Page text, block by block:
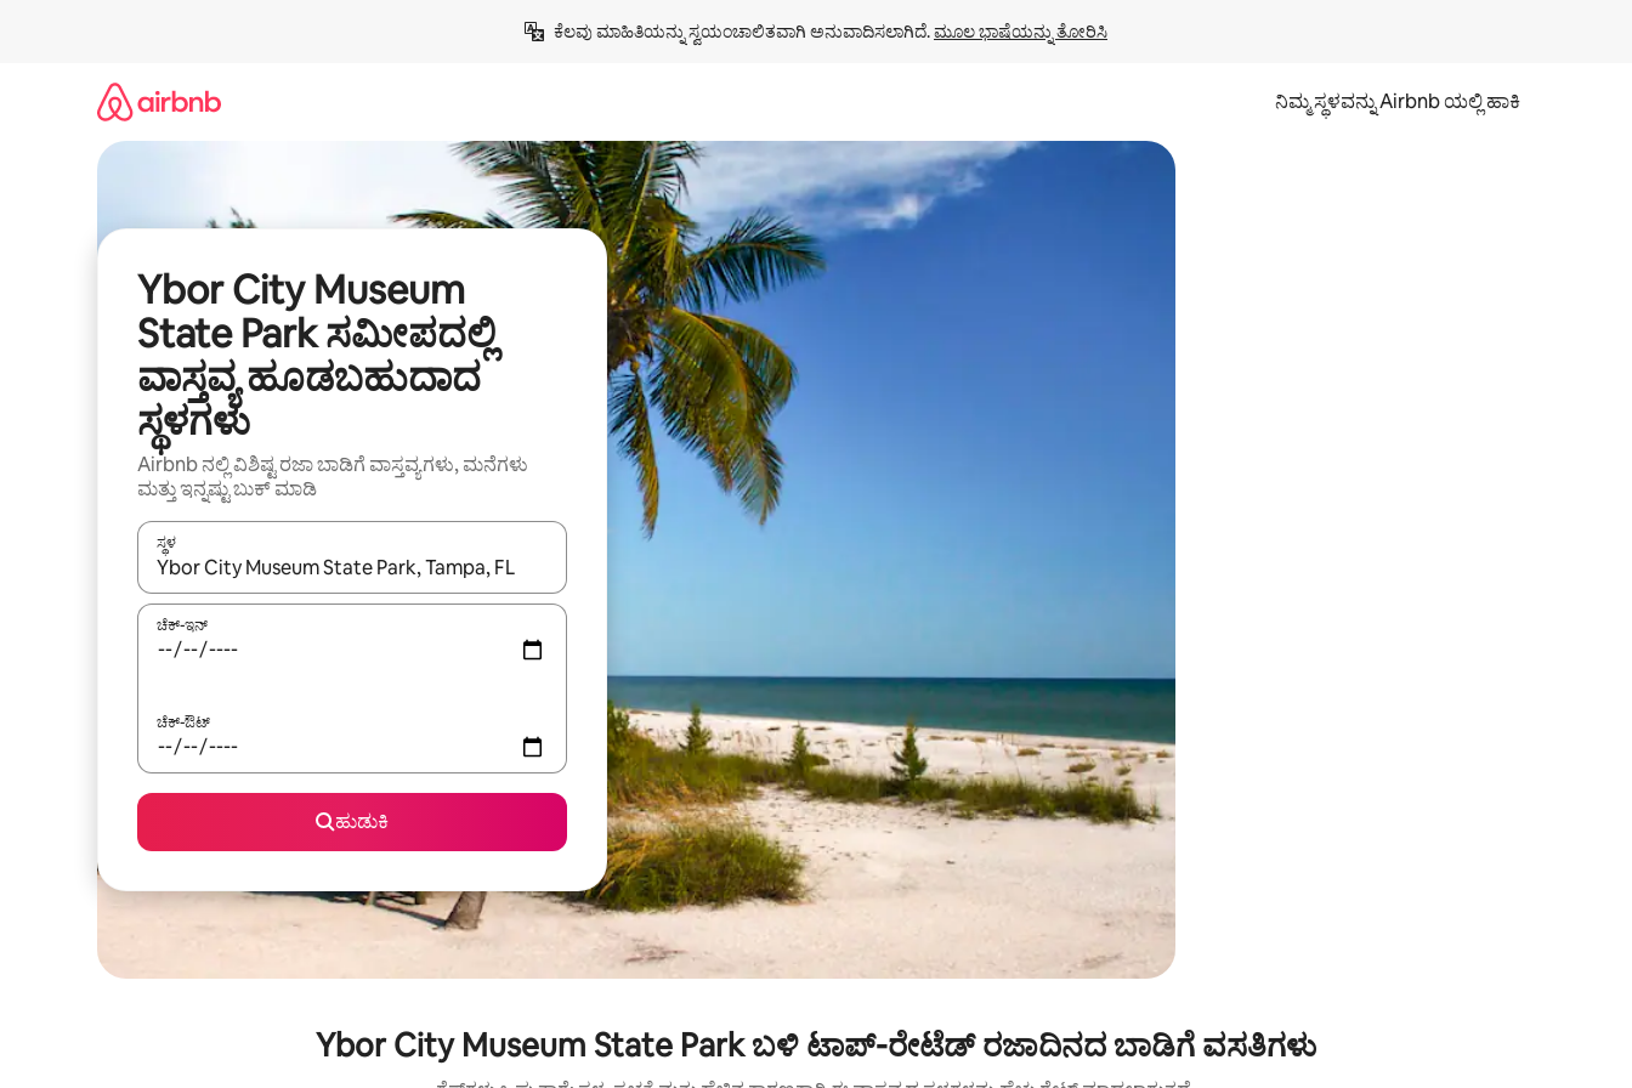
ಕೆಲವು ಮಾಹಿತಿಯನ್ನು ಸ್ವಯಂಚಾಲಿತವಾಗಿ ಅನುವಾದಿಸಲಾಗಿದೆ. ಮೂಲ ಭಾಷೆಯನ್ನು ತೋರಿಸಿ
ನಿಮ್ಮ ಸ್ಥಳವನ್ನು Airbnb ಯಲ್ಲಿ ಹಾಕಿ
Ybor City Museum
State Park ಸಮೀಪದಲ್ಲಿ
ವಾಸ್ತವ್ಯ ಹೂಡಬಹುದಾದ
ಸ್ಥಳಗಳು
Airbnb ನಲ್ಲಿ ವಿಶಿಷ್ಟ ರಜಾ ಬಾಡಿಗೆ ವಾಸ್ತವ್ಯಗಳು, ಮನೆಗಳು
ಮತ್ತು ಇನ್ನಷ್ಟು ಬುಕ್ ಮಾಡಿ
ಸ್ಥಳ
ಫಲಿತಾಂಶಗಳು ಲಭ್ಯವಿರುವಾಗ, ಅಪ್ ಮತ್ತು ಡೌನ್ ಬಾಣದ ಕೀಲಿಗಳೊಂದಿಗೆ ನ್ಯಾವಿಗೇಟ್ ಮಾಡಿ ಅಥವಾ ಸ್ಪರ್ಶ ಅಥವಾ ಸ್ವೈಪ್ ಗೆಸ್ಚರ್‌ಗಳ ಮೂಲಕ ಅನ್ವೇಷಿಸಿ.
ಚೆಕ್-ಇನ್
ಚೆಕ್-ಔಟ್
ಹುಡುಕಿ
Ybor City Museum State Park ಬಳಿ ಟಾಪ್-ರೇಟೆಡ್ ರಜಾದಿನದ ಬಾಡಿಗೆ ವಸತಿಗಳು